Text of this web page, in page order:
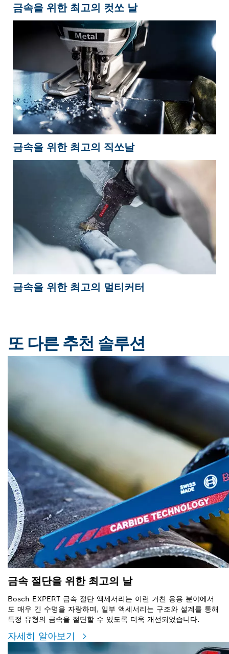
금속을 위한 최고의 컷쏘 날
금속을 위한 최고의 직쏘날
금속을 위한 최고의 멀티커터
또 다른 추천 솔루션
금속 절단을 위한 최고의 날
Bosch EXPERT 금속 절단 액세서리는 이런 거친 응용 분야에서
도 매우 긴 수명을 자랑하며, 일부 액세서리는 구조와 설계를 통해
특정 유형의 금속을 절단할 수 있도록 더욱 개선되었습니다.
자세히 알아보기